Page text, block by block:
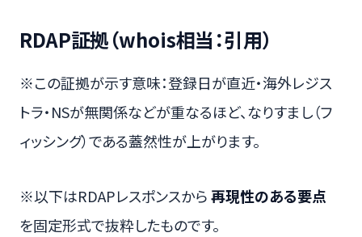
RDAP証拠（whois相当：引用）
※この証拠が示す意味：登録日が直近・海外レジス
トラ・NSが無関係などが重なるほど、なりすまし（フ
ィッシング）である蓋然性が上がります。
※以下はRDAPレスポンスから再現性のある要点
を固定形式で抜粋したものです。